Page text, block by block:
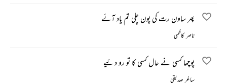
پھر ساون رت کی پون چلی تم یاد آئے
ناصر کاظمی
پوچھا کسی نے حال کسی کا تو رو دئیے
ساغر صدیقی